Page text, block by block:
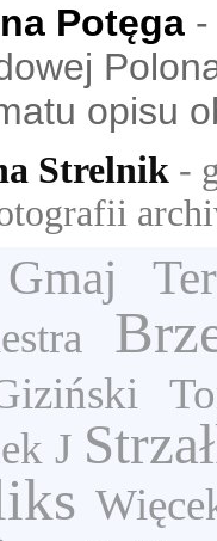
Potęga
opisu
Strelnik -
Gmaj
J